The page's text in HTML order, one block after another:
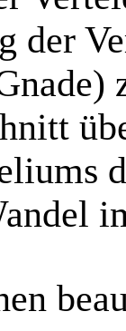
der